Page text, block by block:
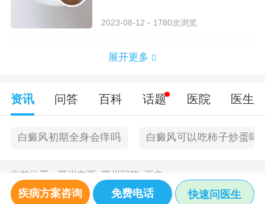
2023-08-12 1780次浏览
展开更多
资讯 问答 百科 话题 医院 医生
白癜风初期全身会痒吗 白癜风可以吃柿子炒蛋吗
当前位置： 苏州主页> 苏州问答> 正文
疾病方案咨询 免费电话 快速问医生